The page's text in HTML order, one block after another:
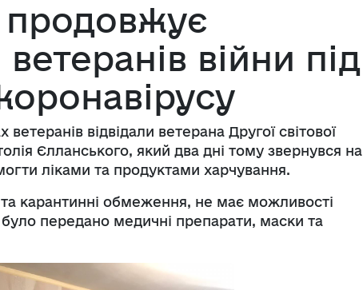
продовжує
війни під
відвідали ветерана Другої світової
Єлланського, який два дні тому звернувся на
ліками та продуктами харчування.
карантинні обмеження, не має можливості
передано медичні препарати, маски та